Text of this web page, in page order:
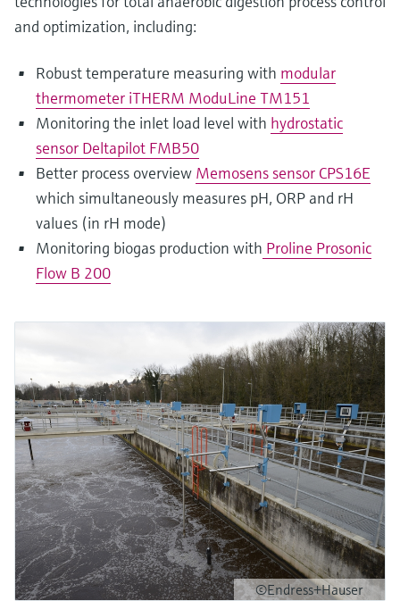
and optimization, including:
Robust temperature measuring with modular
thermometer iTHERM ModuLine TM151
Monitoring the inlet load level with hydrostatic
sensor Deltapilot FMB50
Better process overview Memosens sensor CPS16E
which simultaneously measures pH, ORP and rH
values (in rH mode)
Monitoring biogas production with Proline Prosonic
Flow B 200
©Endress+Hauser